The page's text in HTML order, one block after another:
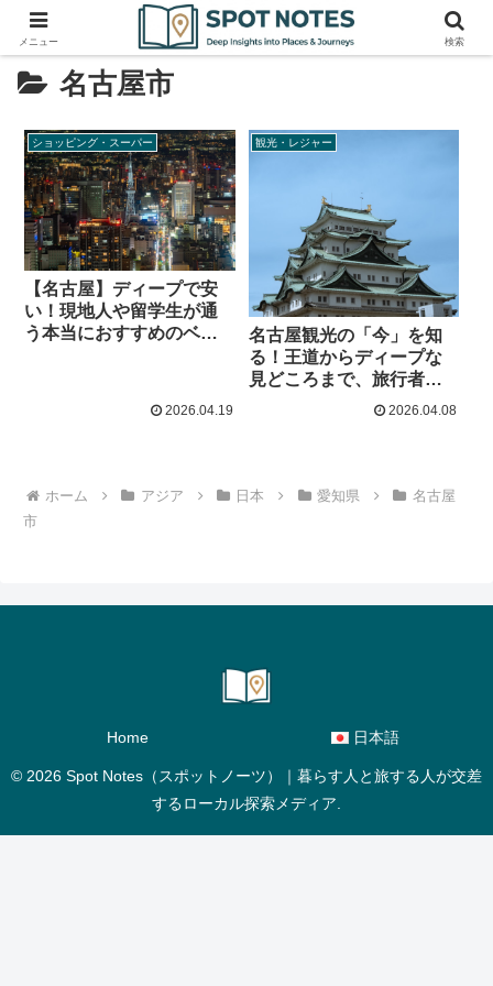
名古屋市
ショッピング・スーパー
【名古屋】ディープで安
い！現地人や留学生が通
う本当におすすめのベト
2026.04.19
観光・レジャー
名古屋観光の「今」を知
る！王道からディープな
見どころまで、旅行者必
見の厳選スポット4選
2026.04.08
ホーム アジア 日本 愛知県
名古屋
市
Home 日本語
© 2026 Spot Notes（スポットノーツ）｜暮らす人と旅する人が交差
するローカル探索メディア.
メニュー 検索